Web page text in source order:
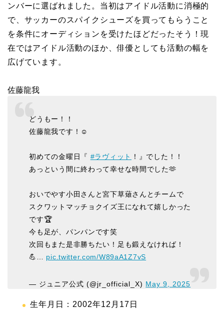
ンバーに選ばれました。当初はアイドル活動に消極的
で、サッカーのスパイクシューズを買ってもらうこと
を条件にオーディションを受けたほどだったそう！現
在ではアイドル活動のほか、俳優としても活動の幅を
広げています。
佐藤龍我
どうもー！！
佐藤龍我です！☺️
初めての金曜日『 #ラヴィット
！』でした！！
あっという間に終わって幸せな時間でした🫶
おいでやす小田さんと宮下草薙さんとチームで
スクワットマッチョクイズ王になれて嬉しかった
です🏆
今も足が、パンパンです笑
次回もまた是非勝ちたい！足も鍛えなければ！
💪… pic.twitter.com/W89aA1Z7vS
— ジュニア公式 (@jr_official_X) May 9, 2025
生年月日：2002年12月17日